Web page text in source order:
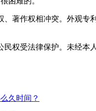
、著作权相冲突。外观
民权受法律保护。未经
久时间？